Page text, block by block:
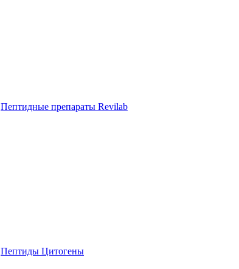
Пептидные препараты Revilab
Пептиды Цитогены